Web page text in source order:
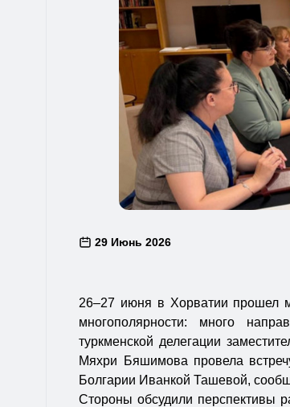
29 Июнь 2026
26–27 июня в Хорватии прошел
многополярности: много
туркменской делегации
Мяхри Бяшимова провела
Болгарии Иванкой Ташевой,
Стороны обсудили перспективы